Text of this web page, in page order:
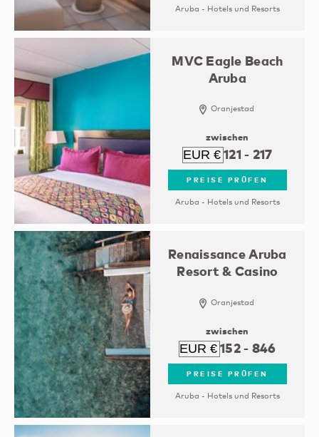
Aruba - Hotels und Resorts
MVC Eagle Beach
Aruba
Oranjestad
zwischen
121 - 217
PREISE PRÜFEN
Aruba - Hotels und Resorts
Renaissance Aruba
Resort & Casino
Oranjestad
zwischen
152- 846
PREISE PRÜFEN
Aruba - Hotels und Resorts